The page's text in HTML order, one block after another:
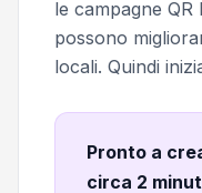
le campagne QR
possono
locali. Quindi
Pronto a
circa 2